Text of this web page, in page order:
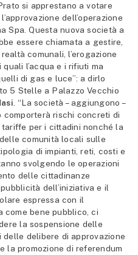
si apprestano a votare
dell’operazione
Spa. Questa nuova società a
essere chiamata a gestire,
comunali, l’erogazione
l’acqua e i rifiuti ma
di gas e luce”: a dirlo
5 Stelle a Palazzo Vecchio
. “La società – aggiungono –
comporterà rischi concreti di
per i cittadini nonché la
comunità locali sulle
di impianti, reti, costi e
svolgendo le operazioni
delle cittadinanze
dell’iniziativa e il
espressa con il
come bene pubblico, ci
la sospensione delle
delibere di approvazione
la promozione di referendum